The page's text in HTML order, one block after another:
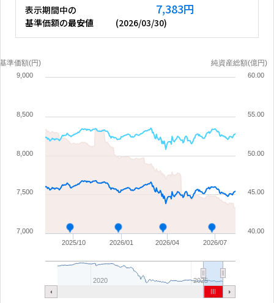
表示期間中の
基準価額の最安値
7,383円
(2026/03/30)
基準価額(円) 純資産総額(億円)
2026/01 2026/07
2025/10 2026/04
2020 2025
7,000
7,500
8,000
8,500
9,000
40.00
45.00
50.00
55.00
60.00